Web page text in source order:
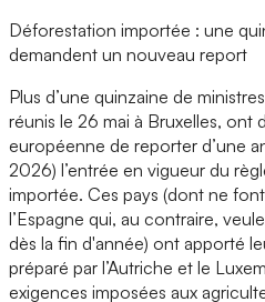
Déforestation importée : une
demandent un nouveau report
Plus d’une quinzaine de
réunis le 26 mai à Bruxelles, ont
européenne de reporter d’une
2026) l’entrée en vigueur du
importée. Ces pays (dont ne
l’Espagne qui, au contraire,
dès la fin d'année) ont apporté
préparé par l’Autriche et le
exigences imposées aux